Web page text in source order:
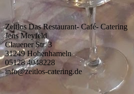
Zeitlos Das Restaurant- Café- Catering
Jens Meyfeld
Clauener Str. 3
31249 Hohenhameln
info@zeitlos-catering.de